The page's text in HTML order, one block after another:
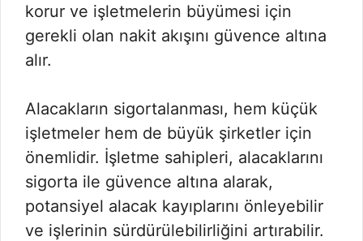
korur ve işletmelerin büyümesi için
gerekli olan nakit akışını güvence altına
alır.
Alacakların sigortalanması, hem küçük
işletmeler hem de büyük şirketler için
önemlidir. İşletme sahipleri, alacaklarını
sigorta ile güvence altına alarak,
potansiyel alacak kayıplarını önleyebilir
ve işlerinin sürdürülebilirliğini artırabilir.